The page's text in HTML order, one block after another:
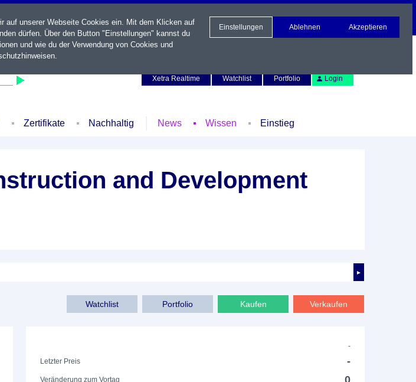
Xetra Realtime
Watchlist Portfolio Login
Zertifikate Nachhaltig News Wissen Einstieg
and Development
►
Verkaufen
Kaufen
Portfolio
Watchlist
-
Letzter Preis
-
Veränderung zum Vortag 0
auf unserer Webseite Cookies ein. Mit dem Klicken auf
dürfen. Über den Button "Einstellungen" kannst du
und wie du der Verwendung von Cookies und
.
Einstellungen Ablehnen Akzeptieren